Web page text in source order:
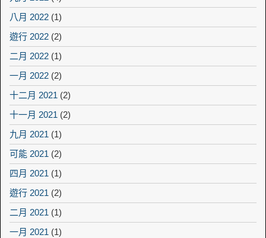
八月 2022 (1)
遊行 2022 (2)
二月 2022 (1)
一月 2022 (2)
十二月 2021 (2)
十一月 2021 (2)
九月 2021 (1)
可能 2021 (2)
四月 2021 (1)
遊行 2021 (2)
二月 2021 (1)
一月 2021 (1)